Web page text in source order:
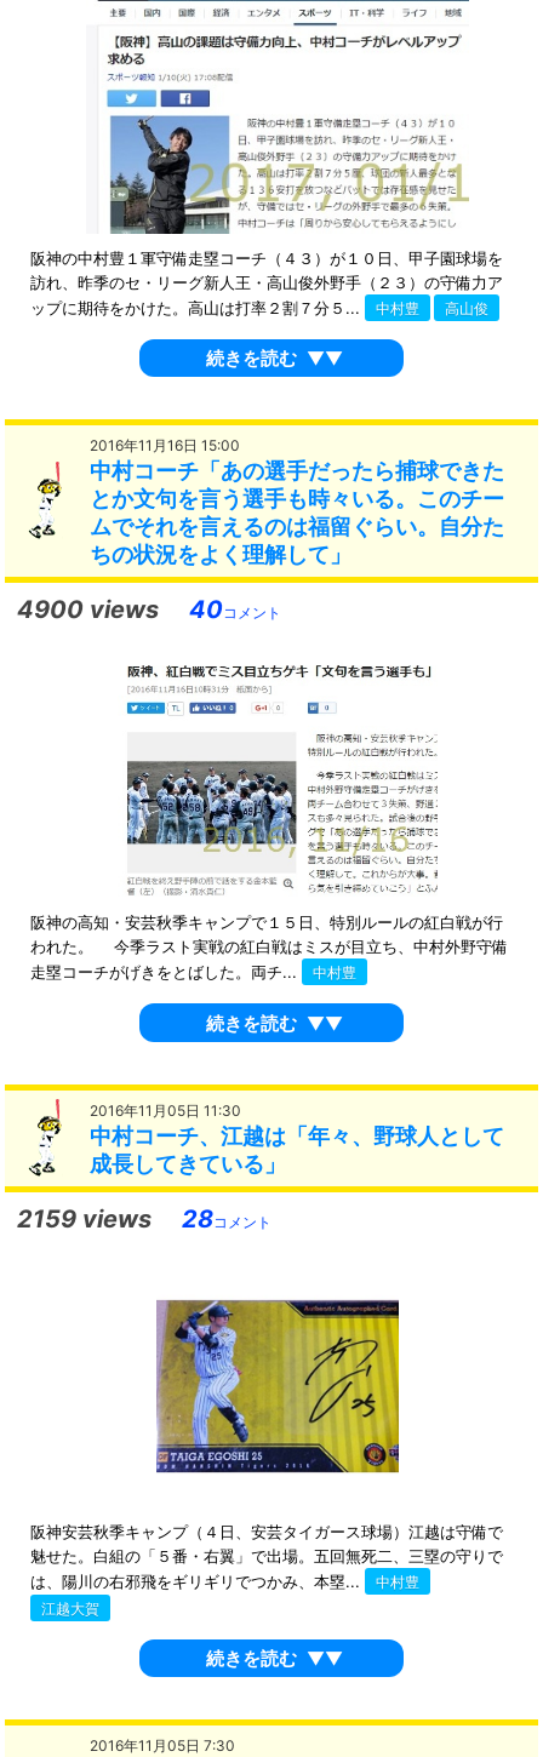
阪神の中村豊１軍守備走塁コーチ（４３）が１０日、甲子園球場を
訪れ、昨季のセ・リーグ新人王・高山俊外野手（２３）の守備力ア
ップに期待をかけた。高山は打率２割７分５...
中村豊 高山俊
続きを読む ▼▼
2016年11月16日 15:00
中村コーチ「あの選手だったら捕球できた
とか文句を言う選手も時々いる。このチー
ムでそれを言えるのは福留ぐらい。自分た
ちの状況をよく理解して」
4900 views 40コメント
阪神の高知・安芸秋季キャンプで１５日、特別ルールの紅白戦が行
われた。 今季ラスト実戦の紅白戦はミスが目立ち、中村外野守備
走塁コーチがげきをとばした。両チ...
中村豊
続きを読む ▼▼
2016年11月05日 11:30
中村コーチ、江越は「年々、野球人として
成長してきている」
2159 views 28コメント
阪神安芸秋季キャンプ（４日、安芸タイガース球場）江越は守備で
魅せた。白組の「５番・右翼」で出場。五回無死二、三塁の守りで
は、陽川の右邪飛をギリギリでつかみ、本塁...
中村豊
江越大賀
続きを読む ▼▼
2016年11月05日 7:30